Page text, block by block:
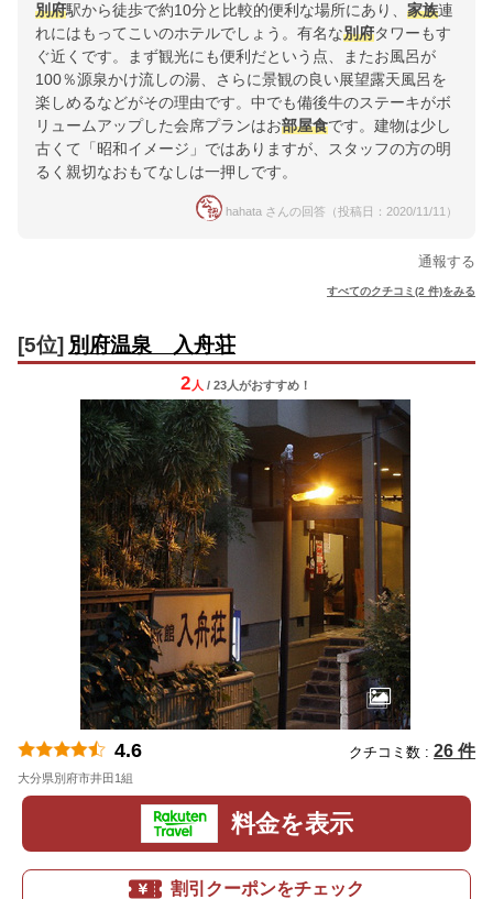
別府駅から徒歩で約10分と比較的便利な場所にあり、 家族連
れにはもってこいのホテルでしょう。有名な別府タワーもす
ぐ近くです。まず観光にも便利だという点、またお風呂が
100％源泉かけ流しの湯、さらに景観の良い展望露天風呂を
楽しめるなどがその理由です。中でも備後牛のステーキがボ
リュームアップした会席プランはお部屋食です。建物は少し
古くて「昭和イメージ」ではありますが、スタッフの方の明
るく親切なおもてなしは一押しです。
hahata さんの回答（投稿日：2020/11/11）
通報する
すべてのクチコミ(2 件)をみる
[5位] 別府温泉 入舟荘
2 人 / 23人がおすすめ！
4.6 クチコミ数 : 26 件
大分県別府市井田1組
料金を表示
割引クーポンをチェック